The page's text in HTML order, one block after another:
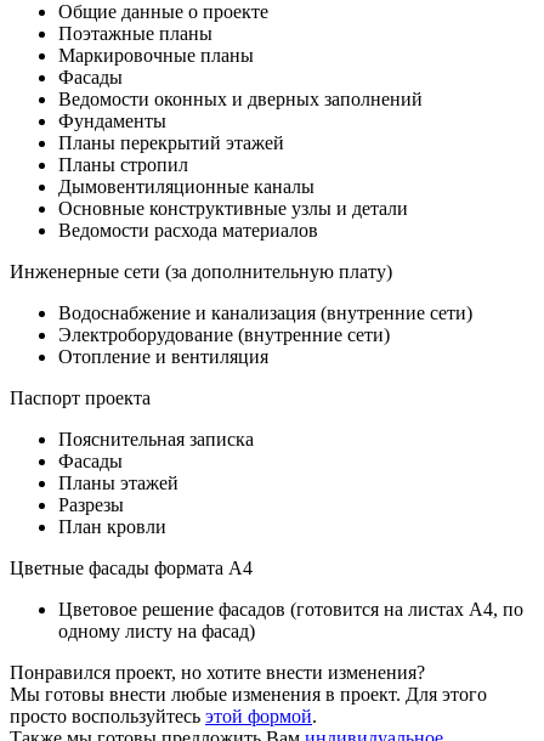
Общие данные о проекте
Поэтажные планы
Маркировочные планы
Фасады
Ведомости оконных и дверных заполнений
Фундаменты
Планы перекрытий этажей
Планы стропил
Дымовентиляционные каналы
Основные конструктивные узлы и детали
Ведомости расхода материалов
Инженерные сети (за дополнительную плату)
Водоснабжение и канализация (внутренние сети)
Электроборудование (внутренние сети)
Отопление и вентиляция
Паспорт проекта
Пояснительная записка
Фасады
Планы этажей
Разрезы
План кровли
Цветные фасады формата А4
Цветовое решение фасадов (готовится на листах А4, по
одному листу на фасад)
Понравился проект, но хотите внести изменения?
Мы готовы внести любые изменения в проект. Для этого
просто воспользуйтесь этой формой.